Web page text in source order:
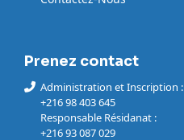
Prenez contact
Administration et Inscription :
+216 98 403 645
Responsable Résidanat :
+216 93 087 029